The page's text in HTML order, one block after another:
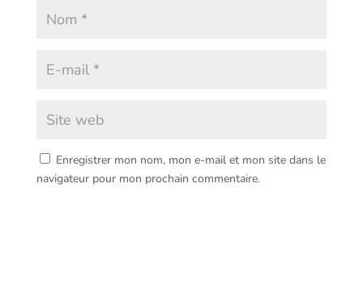
Enregistrer mon nom, mon e-mail et mon site dans le
navigateur pour mon prochain commentaire.